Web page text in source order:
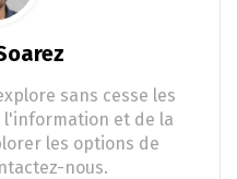
sans cesse les
et de la
les options de
nous.